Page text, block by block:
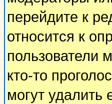
перейдите к
относится к
пользователи
кто-то
могут удалить